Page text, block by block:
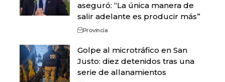
aseguró: “La única manera de
salir adelante es producir más”
Provincia
Golpe al microtráfico en San
Justo: diez detenidos tras una
serie de allanamientos